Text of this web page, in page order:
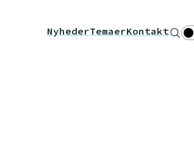
NyhederTemaerKontakt Søg